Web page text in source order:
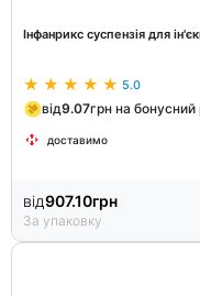
Інфанрикс суспензія для
5.0
від9.07грн на бонусний
доставимо
від907.10грн
За упаковку